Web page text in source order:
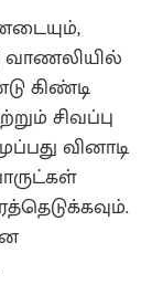
வாணலியில்
கிண்டி
சிவப்பு
வினாடி